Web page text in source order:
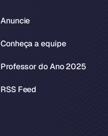
Anuncie
Conheça a equipe
Professor do Ano 2025
RSS Feed